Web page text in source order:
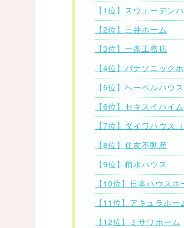
【1位】スウェーデン
【2位】三井ホーム
【3位】一条工務店
【4位】パナソニック
【5位】へーベルハウス
【6位】セキスイハイム
【7位】ダイワハウス
【8位】住友不動産
【9位】積水ハウス
【10位】日本ハウス
【11位】アキュラホー
【12位】ミサワホーム